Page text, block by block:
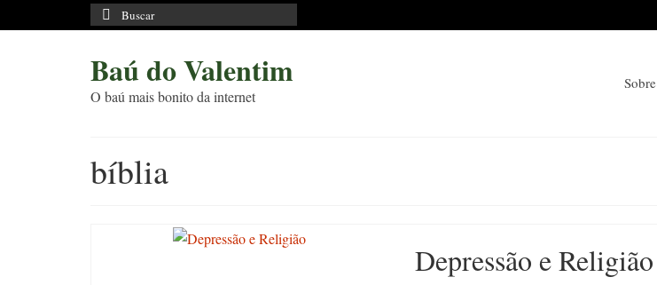
Buscar
por:
Baú do Valentim
O baú mais bonito da internet
Sobre
bíblia
Depressão e Religião